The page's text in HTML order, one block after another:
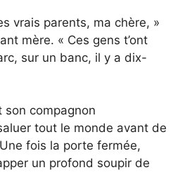
vrais parents, ma chère, »
mère. « Ces gens t’ont
sur un banc, il y a dix-
son compagnon
tout le monde avant de
fois la porte fermée,
un profond soupir de